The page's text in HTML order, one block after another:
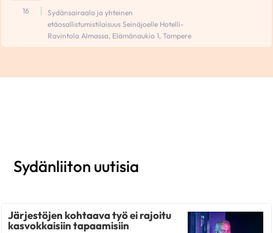
16
Sydänsairaala ja yhteinen
etäosallistumistilaisuus Seinäjoelle Hotelli-
Ravintola Almassa, Elämänaukio 1, Tampere
Sydänliiton uutisia
Järjestöjen kohtaava työ ei rajoitu
kasvokkaisiin tapaamisiin